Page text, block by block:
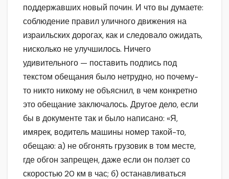
поддержавших новый почин. И что вы думаете:
соблюдение правил уличного движения на
израильских дорогах, как и следовало ожидать,
нисколько не улучшилось. Ничего
удивительного — поставить подпись под
текстом обещания было нетрудно, но почему-
то никто никому не объяснил, в чем конкретно
это обещание заключалось. Другое дело, если
бы в документе так и было написано: «Я,
имярек, водитель машины номер такой-то,
обещаю: а) не обгонять грузовик в том месте,
где обгон запрещен, даже если он ползет со
скоростью 20 км в час; б) останавливаться